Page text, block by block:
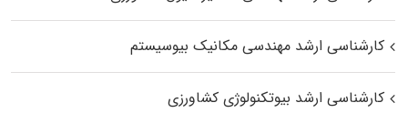
کارشناسی ارشد مهندسی مکانیک بیوسیستم
کارشناسی ارشد بیوتکنولوژی کشاورزی